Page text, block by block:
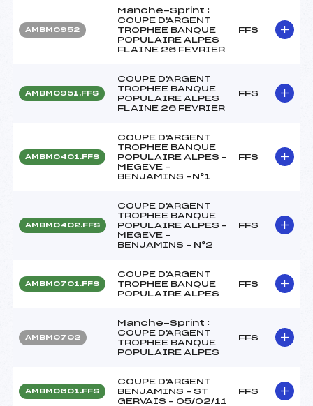
AMBM0952
Manche-Sprint :
COUPE D'ARGENT
TROPHEE BANQUE
POPULAIRE ALPES
FLAINE 26 FEVRIER
FFS
AMBM0951.FFS
COUPE D'ARGENT
TROPHEE BANQUE
POPULAIRE ALPES
FLAINE 26 FEVRIER
FFS
AMBM0401.FFS
COUPE D'ARGENT
TROPHEE BANQUE
POPULAIRE ALPES –
MEGEVE –
BENJAMINS -N°1
FFS
AMBM0402.FFS
COUPE D'ARGENT
TROPHEE BANQUE
POPULAIRE ALPES –
MEGEVE –
BENJAMINS – N°2
FFS
AMBM0701.FFS
COUPE D'ARGENT
TROPHEE BANQUE
POPULAIRE ALPES
FFS
AMBM0702
Manche-Sprint :
COUPE D'ARGENT
TROPHEE BANQUE
POPULAIRE ALPES
FFS
AMBM0601.FFS
COUPE D'ARGENT
BENJAMINS – ST
GERVAIS – 05/02/11
FFS